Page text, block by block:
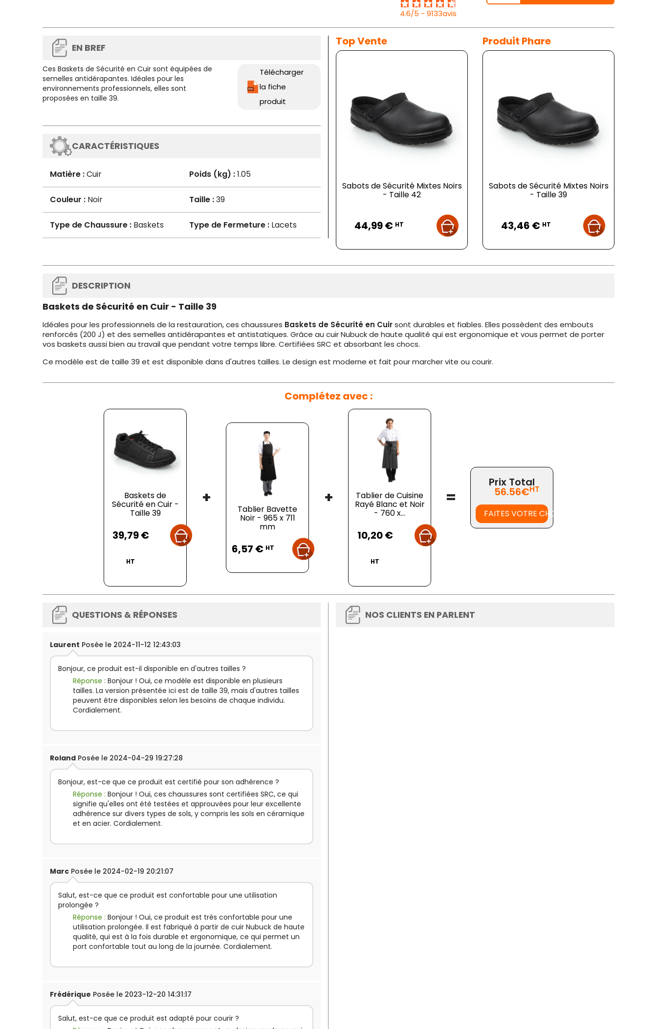
4.6/5 - 9133avis
EN BREF
Ces Baskets de Sécurité en Cuir sont équipées de
semelles antidérapantes. Idéales pour les
environnements professionnels, elles sont
proposées en taille 39.
Télécharger
la fiche
produit
CARACTÉRISTIQUES
Matière :Cuir Poids (kg) :1.05
Couleur : Noir Taille :39
Type de Chaussure : Baskets Type de Fermeture :Lacets
Top Vente
Sabots de Sécurité Mixtes Noirs
- Taille 42
44,99 € HT
Produit Phare
Sabots de Sécurité Mixtes Noirs
- Taille 39
43,46 € HT
DESCRIPTION
Baskets de Sécurité en Cuir - Taille 39
Idéales pour les professionnels de la restauration, ces chaussures Baskets de Sécurité en Cuirsont durables et fiables. Elles possèdent des embouts
renforcés (200 J) et des semelles antidérapantes et antistatiques. Grâce au cuir Nubuck de haute qualité qui est ergonomique et vous permet de porter
vos baskets aussi bien au travail que pendant votre temps libre. Certifiées SRC et absorbant les chocs.
Ce modèle est de taille 39 et est disponible dans d'autres tailles. Le design est moderne et fait pour marcher vite ou courir.
Complétez avec :
Baskets de
Sécurité en Cuir -
Taille 39
39,79 €
HT
+
Tablier Bavette
Noir - 965 x 711
mm
6,57 € HT
+ Tablier de Cuisine
Rayé Blanc et Noir
- 760 x...
10,20 €
HT
=
Prix Total
56.56€HT
FAITES VOTRE CHOIX
QUESTIONS & RÉPONSES
Laurent Posée le 2024-11-12 12:43:03
Bonjour, ce produit est-il disponible en d'autres tailles ?
Réponse : Bonjour ! Oui, ce modèle est disponible en plusieurs
tailles. La version présentée ici est de taille 39, mais d'autres tailles
peuvent être disponibles selon les besoins de chaque individu.
Cordialement.
Roland Posée le 2024-04-29 19:27:28
Bonjour, est-ce que ce produit est certifié pour son adhérence ?
Réponse : Bonjour ! Oui, ces chaussures sont certifiées SRC, ce qui
signifie qu'elles ont été testées et approuvées pour leur excellente
adhérence sur divers types de sols, y compris les sols en céramique
et en acier. Cordialement.
Marc Posée le 2024-02-19 20:21:07
Salut, est-ce que ce produit est confortable pour une utilisation
prolongée ?
Réponse : Bonjour ! Oui, ce produit est très confortable pour une
utilisation prolongée. Il est fabriqué à partir de cuir Nubuck de haute
qualité, qui est à la fois durable et ergonomique, ce qui permet un
port confortable tout au long de la journée. Cordialement.
Frédérique Posée le 2023-12-20 14:31:17
Salut, est-ce que ce produit est adapté pour courir ?
NOS CLIENTS EN PARLENT